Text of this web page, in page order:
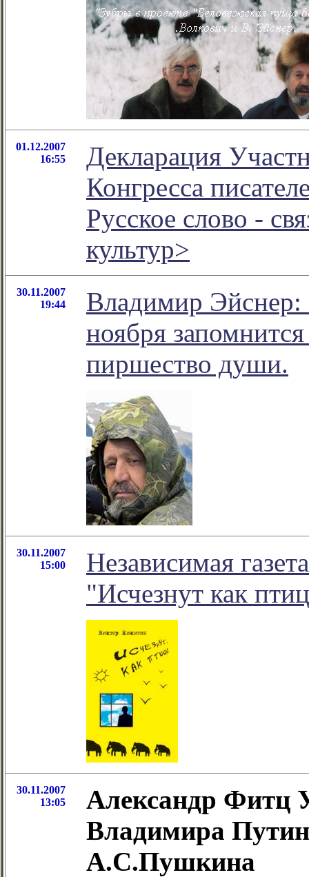
01.12.2007
16:55
Декларация
Конгресса
Русское слово -
культуp>
30.11.2007
19:44
Владимир
ноября
пиршество души.
30.11.2007
15:00
Независимая
"Исчезнут как
30.11.2007
13:05
Александр Фитц
Владимира
А.С.Пушкина